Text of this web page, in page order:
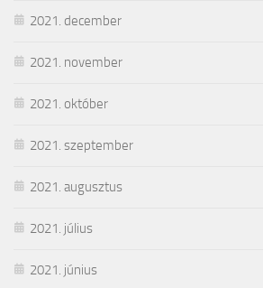
2021. december
2021. november
2021. október
2021. szeptember
2021. augusztus
2021. július
2021. június